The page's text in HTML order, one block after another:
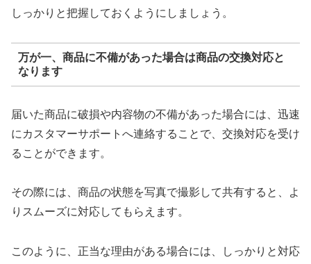
しっかりと把握しておくようにしましょう。
万が一、商品に不備があった場合は商品の交換対応と
なります
届いた商品に破損や内容物の不備があった場合には、迅速
にカスタマーサポートへ連絡することで、交換対応を受け
ることができます。
その際には、商品の状態を写真で撮影して共有すると、よ
りスムーズに対応してもらえます。
このように、正当な理由がある場合には、しっかりと対応